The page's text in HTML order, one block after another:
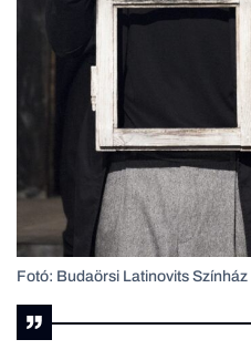
Fotó: Budaörsi Latinovits Színház